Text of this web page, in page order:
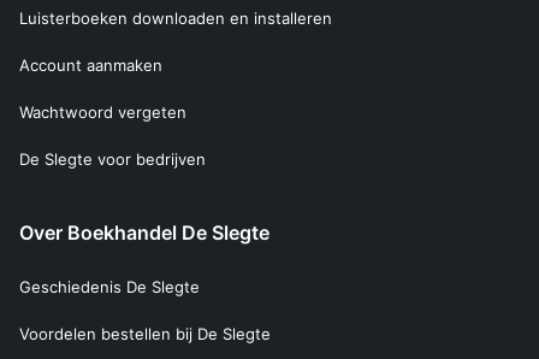
Luisterboeken downloaden en installeren
Account aanmaken
Wachtwoord vergeten
De Slegte voor bedrijven
Over Boekhandel De Slegte
Geschiedenis De Slegte
Voordelen bestellen bij De Slegte